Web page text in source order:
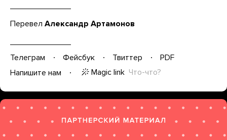
Перевел Александр Артамонов
Телеграм Фейсбук Твиттер
PDF
Напишите нам
Magic link Что-что?